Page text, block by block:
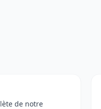
de notre